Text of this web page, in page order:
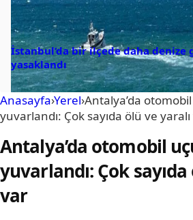
İstanbul’da bir ilçede daha denize
yasaklandı
Anasayfa›Yerel›Antalya’da
yuvarlandı: Çok sayıda ölü ve
Antalya’da otomobil
yuvarlandı: Çok
var